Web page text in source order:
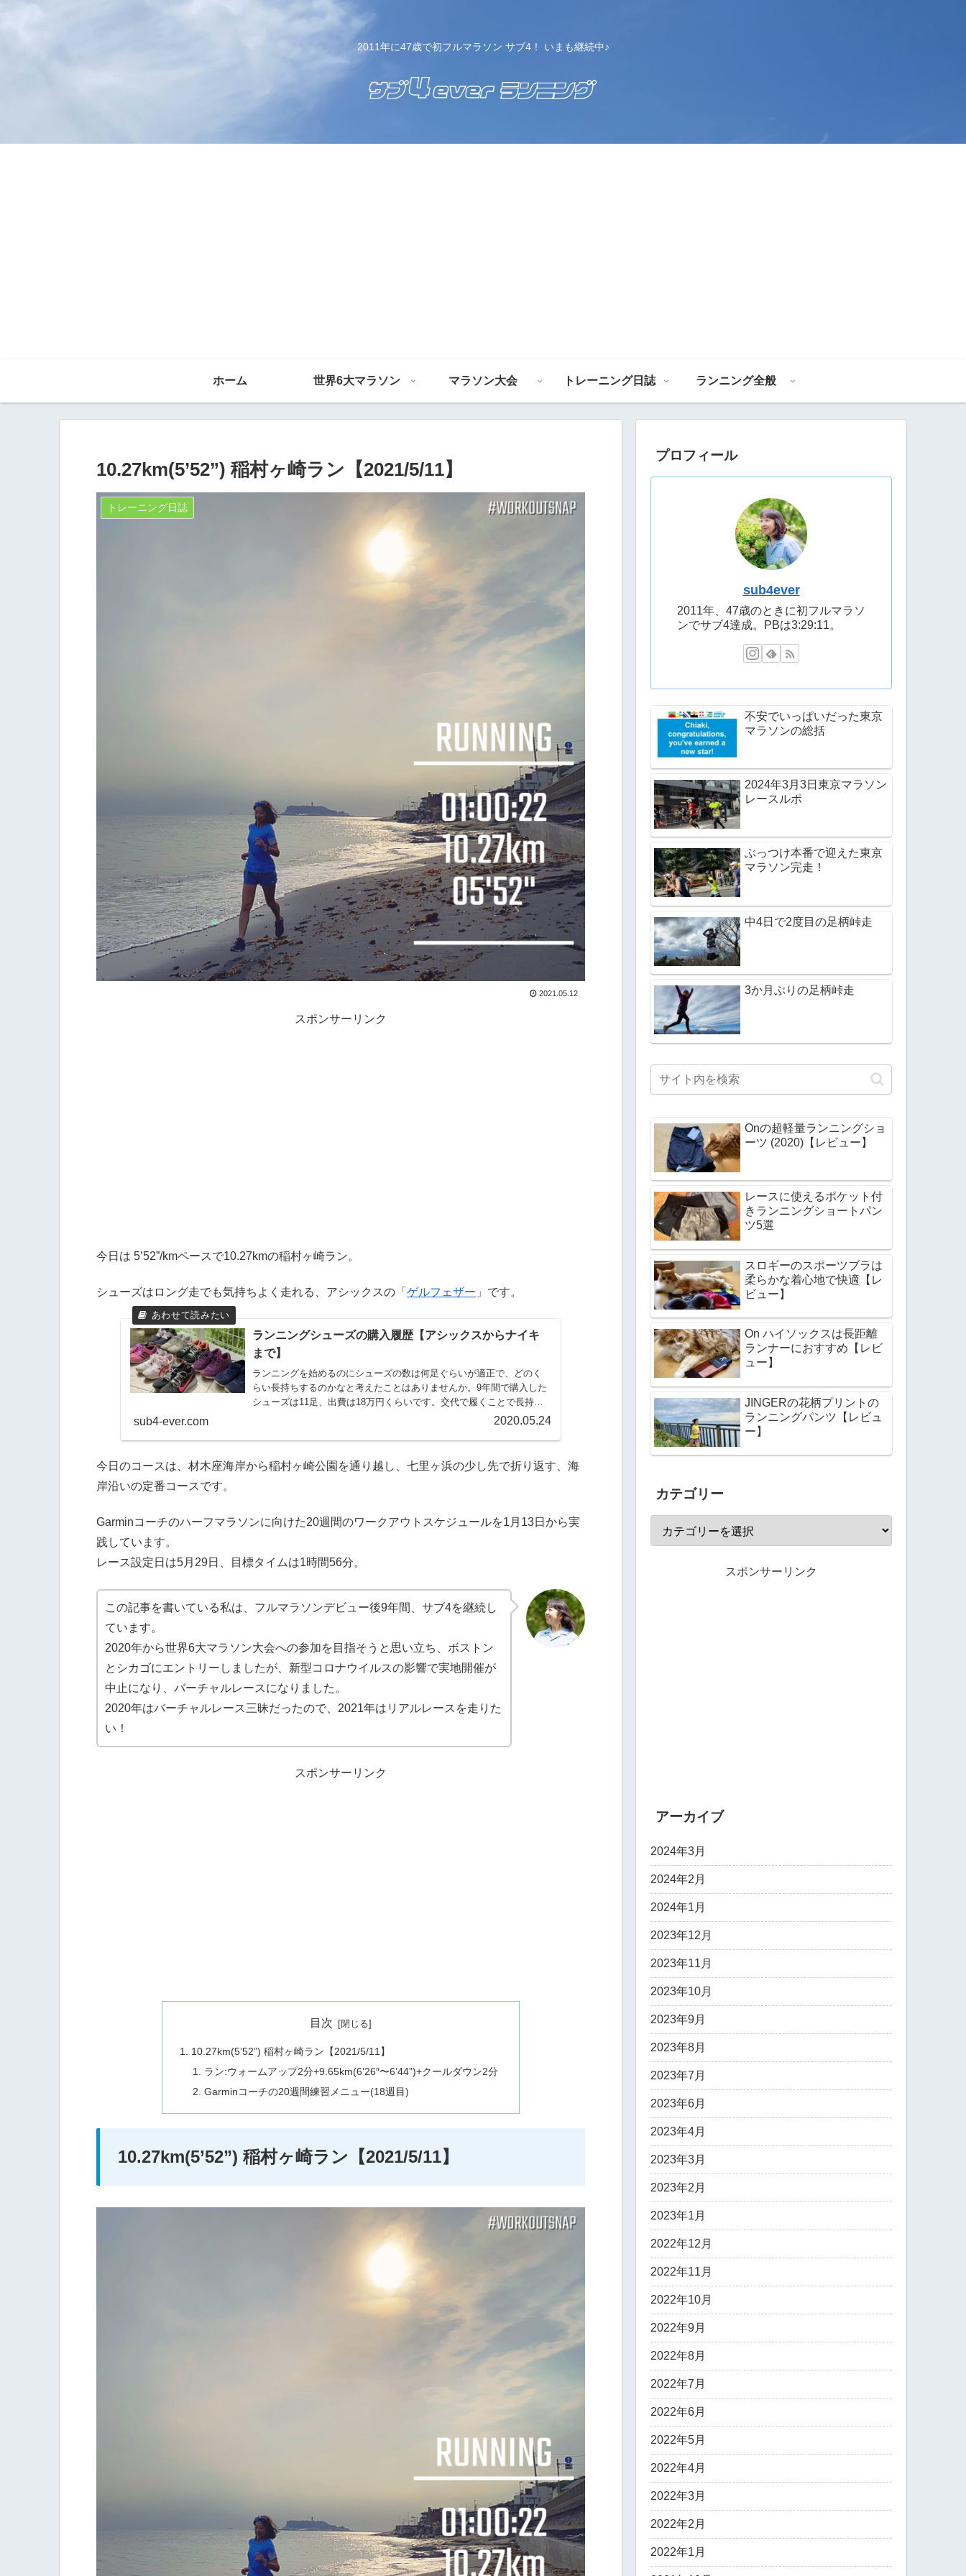
2011年に47歳で初フルマラソン サブ4！ いまも継続中♪
ホーム 世界6大マラソン マラソン大会 トレーニング日誌 ランニング全般
10.27km(5’52”) 稲村ヶ崎ラン【2021/5/11】
トレーニング日誌
2021.05.12
スポンサーリンク
今日は 5’52”/kmペースで10.27kmの稲村ヶ崎ラン。
シューズはロング走でも気持ちよく走れる、アシックスの「 ゲルフェザー 」です。
ランニングシューズの購入履歴【アシックスからナイキ
まで】
ランニングを始めるのにシューズの数は何足ぐらいが適正で、どのく
らい長持ちするのかなと考えたことはありませんか。9年間で購入した
シューズは11足、出費は18万円くらいです。交代で履くことで長持ち
sub4-ever.com 2020.05.24
今日のコースは、材木座海岸から稲村ヶ崎公園を通り越し、七里ヶ浜の少し先で折り返す、海
岸沿いの定番コースです。
Garminコーチのハーフマラソンに向けた20週間のワークアウトスケジュールを1月13日から実
践しています。
レース設定日は5月29日、目標タイムは1時間56分。
この記事を書いている私は、フルマラソンデビュー後9年間、サブ4を継続し
ています。
2020年から世界6大マラソン大会への参加を目指そうと思い立ち、ボストン
とシカゴにエントリーしましたが、新型コロナウイルスの影響で実地開催が
中止になり、バーチャルレースになりました。
2020年はバーチャルレース三昧だったので、2021年はリアルレースを走りた
い！
スポンサーリンク
目次
10.27km(5’52”) 稲村ヶ崎ラン【2021/5/11】
ラン:ウォームアップ2分+9.65km(6’26″〜6’44”)+クールダウン2分
Garminコーチの20週間練習メニュー(18週目)
10.27km(5’52”) 稲村ヶ崎ラン【2021/5/11】
プロフィール
sub4ever
2011年、47歳のときに初フルマラソ
ンでサブ4達成。PBは3:29:11。
不安でいっぱいだった東京
マラソンの総括
2024年3月3日東京マラソン
レースルポ
ぶっつけ本番で迎えた東京
マラソン完走！
中4日で2度目の足柄峠走
3か月ぶりの足柄峠走
Onの超軽量ランニングショ
ーツ (2020)【レビュー】
レースに使えるポケット付
きランニングショートパン
ツ5選
スロギーのスポーツブラは
柔らかな着心地で快適【レ
ビュー】
On ハイソックスは長距離
ランナーにおすすめ【レビ
ュー】
JINGERの花柄プリントの
ランニングパンツ【レビュ
ー】
カテゴリー
スポンサーリンク
アーカイブ
2024年3月
2024年2月
2024年1月
2023年12月
2023年11月
2023年10月
2023年9月
2023年8月
2023年7月
2023年6月
2023年4月
2023年3月
2023年2月
2023年1月
2022年12月
2022年11月
2022年10月
2022年9月
2022年8月
2022年7月
2022年6月
2022年5月
2022年4月
2022年3月
2022年2月
2022年1月